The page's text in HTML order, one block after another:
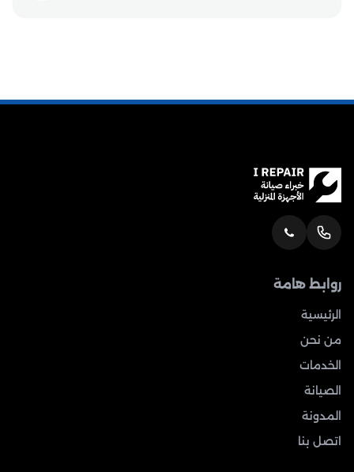
روابط هامة
الرئيسية
من نحن
الخدمات
الصيانة
المدونة
اتصل بنا